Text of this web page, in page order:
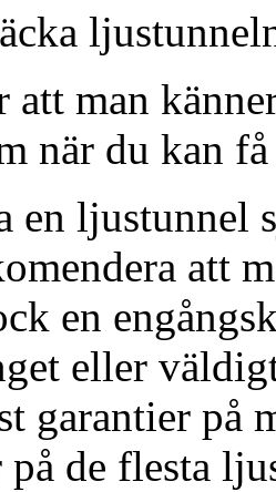
att man
när du kan
en ljustunnel
att
en
eller
garantier på
de flesta